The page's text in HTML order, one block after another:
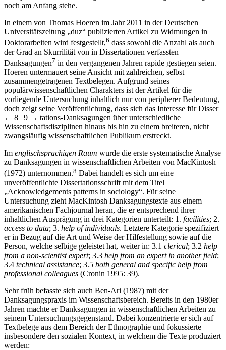
noch am Anfang stehe.
In einem von Thomas Hoeren im Jahr 2011 in der Deutschen
Universitätszeitung „duz“ publizierten Artikel zu Widmungen in
Doktorarbeiten wird festgestellt,6 dass sowohl die Anzahl als auch
der Grad an Skurrilität von in Dissertationen verfassten
Danksagungen7 in den vergangenen Jahren rapide gestiegen seien.
Hoeren untermauert seine Ansicht mit zahlreichen, selbst
zusammengetragenen Textbelegen. Aufgrund seines
populärwissenschaftlichen Charakters ist der Artikel für die
vorliegende Untersuchung inhaltlich nur von peripherer Bedeutung,
doch zeigt seine Veröffentlichung, dass sich das Interesse für Disser
← 8 | 9 → tations-Danksagungen über unterschiedliche
Wissenschaftsdisziplinen hinaus bis hin zu einem breiteren, nicht
zwangsläufig wissenschaftlichen Publikum erstreckt.
Im englischsprachigen Raum wurde die erste systematische Analyse
zu Danksagungen in wissenschaftlichen Arbeiten von MacKintosh
(1972) unternommen.8 Dabei handelt es sich um eine
unveröffentlichte Dissertationsschrift mit dem Titel
„Acknowledgements patterns in sociology“. Für seine
Untersuchung zieht MacKintosh Danksagungstexte aus einem
amerikanischen Fachjournal heran, die er entsprechend ihrer
inhaltlichen Ausprägung in drei Kategorien unterteilt: 1. facilities; 2.
access to data; 3. help of individuals. Letztere Kategorie spezifiziert
er in Bezug auf die Art und Weise der Hilfestellung sowie auf die
Person, welche selbige geleistet hat, weiter in: 3.1 clerical; 3.2 help
from a non-scientist expert; 3.3 help from an expert in another field;
3.4 technical assistance; 3.5 both general and specific help from
professional colleagues (Cronin 1995: 39).
Sehr früh befasste sich auch Ben-Ari (1987) mit der
Danksagungspraxis im Wissenschaftsbereich. Bereits in den 1980er
Jahren machte er Danksagungen in wissenschaftlichen Arbeiten zu
seinem Untersuchungsgegenstand. Dabei konzentrierte er sich auf
Textbelege aus dem Bereich der Ethnographie und fokussierte
insbesondere den sozialen Kontext, in welchem die Texte produziert
werden: